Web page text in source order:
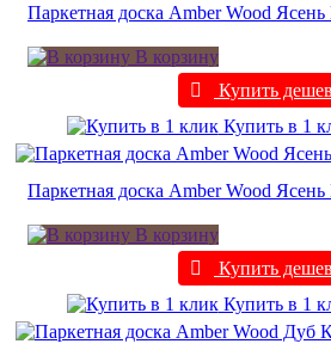
Паркетная доска Amber Wood
В корзину
Купить
Купить в 1
Паркетная доска Amber Wood Ясень
В корзину
Купить
Купить в 1